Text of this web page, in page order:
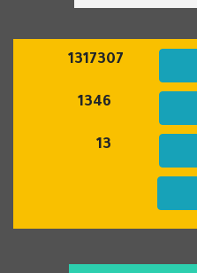
1317307
1346
13